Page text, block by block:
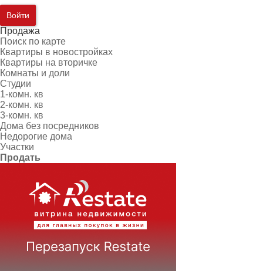
Войти
Продажа
Поиск по карте
Квартиры в новостройках
Квартиры на вторичке
Комнаты и доли
Студии
1-комн. кв
2-комн. кв
3-комн. кв
Дома без посредников
Недорогие дома
Участки
Продать